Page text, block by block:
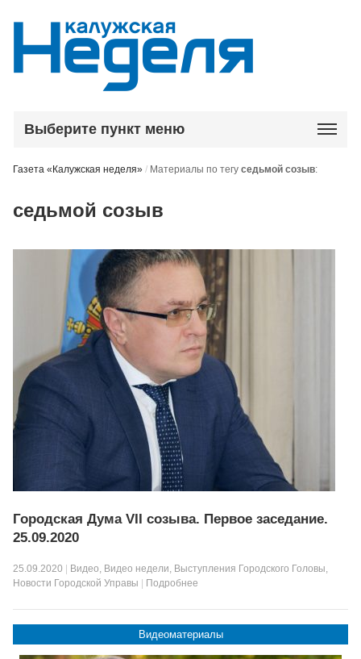
Выберите пункт меню
Газета «Калужская неделя» / Материалы по тегуседьмой созыв:
седьмой созыв
Городская Дума VII созыва. Первое заседание.
25.09.2020
25.09.2020 Видео, Видео недели, Выступления Городского Головы,
Новости Городской Управы
Подробнее
Видеоматериалы